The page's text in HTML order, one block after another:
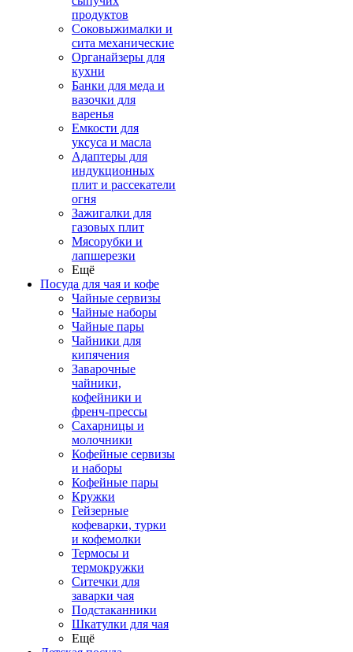
продуктов
Соковыжималки и
сита механические
Органайзеры для
кухни
Банки для меда и
вазочки для
варенья
Емкости для
уксуса и масла
Адаптеры для
индукционных
плит и рассекатели
огня
Зажигалки для
газовых плит
Мясорубки и
лапшерезки
Ещё
Посуда для чая и кофе
Чайные сервизы
Чайные наборы
Чайные пары
Чайники для
кипячения
Заварочные
чайники,
кофейники и
френч-прессы
Сахарницы и
молочники
Кофейные сервизы
и наборы
Кофейные пары
Кружки
Гейзерные
кофеварки, турки
и кофемолки
Термосы и
термокружки
Ситечки для
заварки чая
Подстаканники
Шкатулки для чая
Ещё